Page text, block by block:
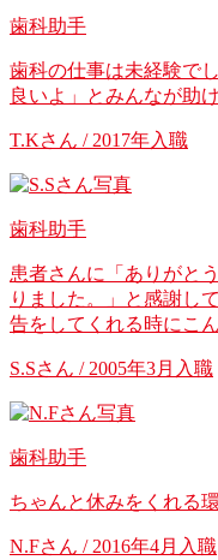
歯科助手
歯科の仕事は未経験で
良いよ」とみんなが助
T.Kさん / 2017年入職
歯科助手
患者さんに「ありがと
りました。」と感謝し
告をしてくれる時にこ
S.Sさん / 2005年3月入職
歯科助手
ちゃんと休みをくれる
N.Fさん / 2016年4月入職